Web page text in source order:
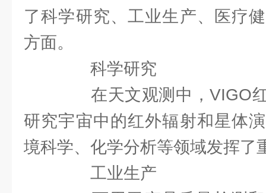
了科学研究、工业生产、医疗
方面。
科学研究
在天文观测中，VIGO红
研究宇宙中的红外辐射和星体
境科学、化学分析等领域发挥了
工业生产